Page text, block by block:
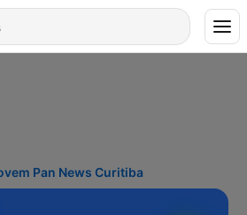
Pan News Curitiba